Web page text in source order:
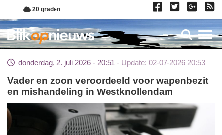
Overslaan
en
naar
de
gaan
20 graden
donderdag, 2. juli 2026 - 20:51 Update: 02-07-2026 20:53
Vader en zoon veroordeeld voor wapenbezit
en mishandeling in Westknollendam